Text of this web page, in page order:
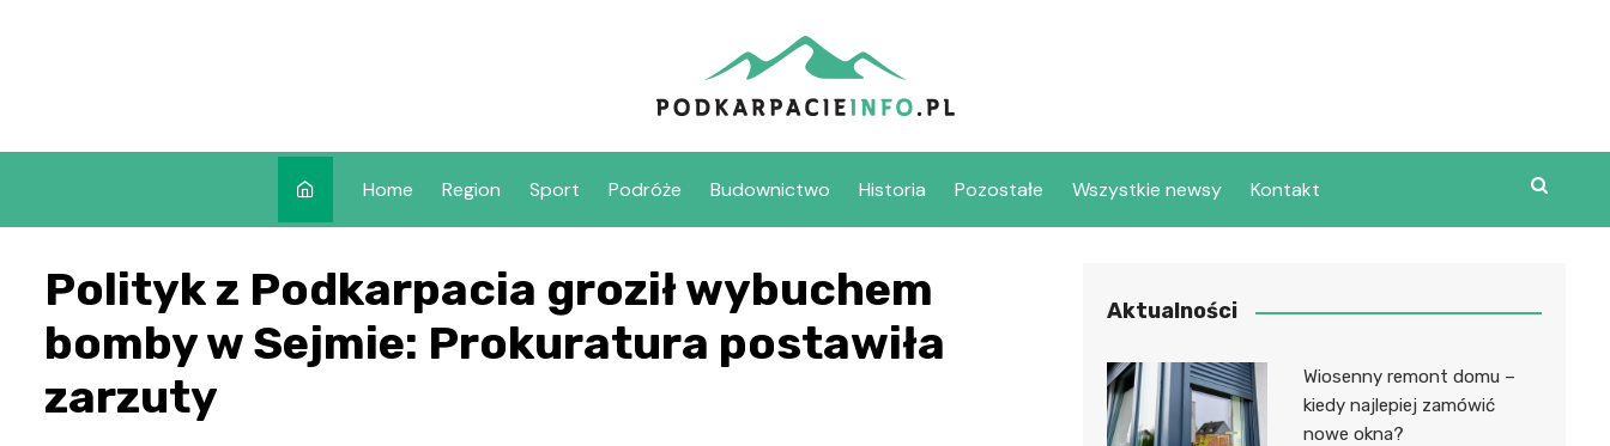
Home Region Sport Podróże Budownictwo Historia Pozostałe Wszystkie newsy Kontakt
Polityk z Podkarpacia groził wybuchem
bomby w Sejmie: Prokuratura postawiła
zarzuty
Aktualności
Wiosenny remont domu –
kiedy najlepiej zamówić
nowe okna?